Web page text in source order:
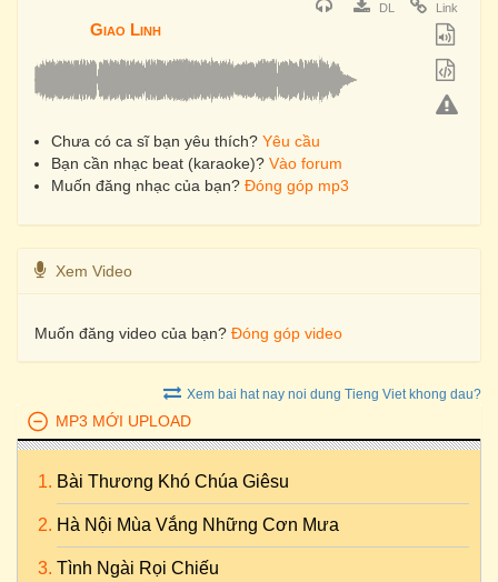
DL Link
Giao Linh
Chưa có ca sĩ bạn yêu thích? Yêu cầu
Bạn cần nhạc beat (karaoke)? Vào forum
Muốn đăng nhạc của bạn? Đóng góp mp3
Xem Video
Muốn đăng video của bạn? Đóng góp video
Xem bai hat nay noi dung Tieng Viet khong dau?
MP3 MỚI UPLOAD
Bài Thương Khó Chúa Giêsu
Hà Nội Mùa Vắng Những Cơn Mưa
Tình Ngài Rọi Chiếu